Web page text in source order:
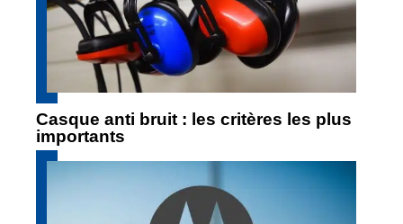
Casque anti bruit : les critères les plus
importants